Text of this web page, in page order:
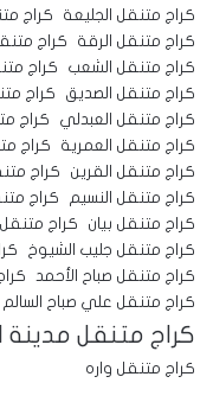
كراج متنقل الجليعة
كراج
كراج متنقل الرقة
كراج
كراج متنقل الشعب
كراج
كراج متنقل الصديق
كراج
كراج متنقل العبدلي
كراج
كراج متنقل العمرية
كراج
كراج متنقل القرين
كراج
كراج متنقل النسيم
كراج
كراج متنقل بيان
كراج متنقل
كراج متنقل جليب الشيوخ
كراج متنقل صباح الأحمد
كراج متنقل علي صباح السالم
كراج متنقل مدينة
كراج متنقل واره